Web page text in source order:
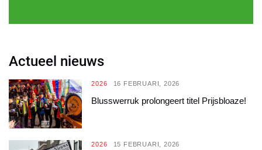
Actueel nieuws
2026 16 FEBRUARI, 2026
Blusswerruk prolongeert titel Prijsbloaze!
2026 15 FEBRUARI, 2026